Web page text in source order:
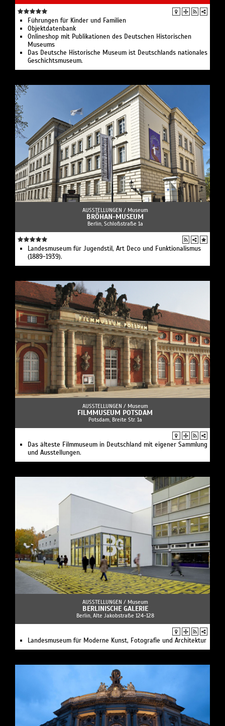
Führungen für Kinder und Familien
Objektdatenbank
Onlineshop mit Publikationen des Deutschen Historischen
Museums
Das Deutsche Historische Museum ist Deutschlands nationales
Geschichtsmuseum.
AUSSTELLUNGEN / Museum
BRÖHAN-MUSEUM
Berlin, Schloßstraße 1a
Landesmuseum für Jugendstil, Art Deco und Funktionalismus
(1889-1939).
AUSSTELLUNGEN / Museum
FILMMUSEUM POTSDAM
Potsdam, Breite Str. 1a
Das älteste Filmmuseum in Deutschland mit eigener Sammlung
und Ausstellungen.
AUSSTELLUNGEN / Museum
BERLINISCHE GALERIE
Berlin, Alte Jakobstraße 124-128
Landesmuseum für Moderne Kunst, Fotografie und Architektur